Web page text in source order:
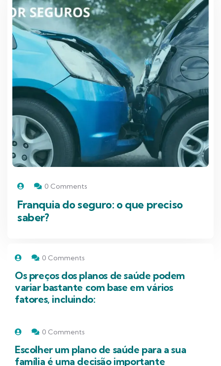
0 Comments
Franquia do seguro: o que preciso
saber?
0 Comments
Os preços dos planos de saúde podem
variar bastante com base em vários
fatores, incluindo:
0 Comments
Escolher um plano de saúde para a sua
família é uma decisão importante